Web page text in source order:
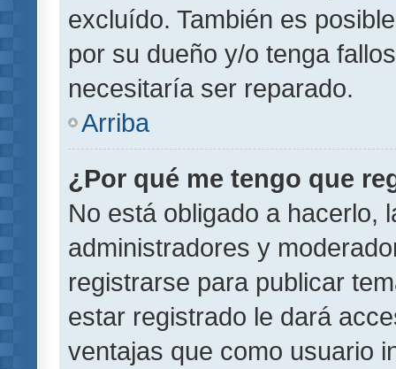
excluído. También es
por su dueño y/o tenga
necesitaría ser reparado.
Arriba
¿Por qué me tengo que
No está obligado a hacerlo,
administradores y
registrarse para publicar
estar registrado le dará
ventajas que como usuario